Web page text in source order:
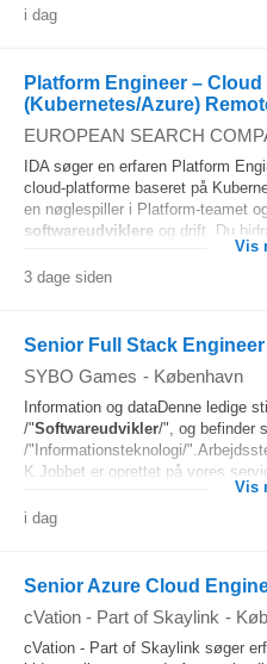
i dag
Platform Engineer –
(Kubernetes/Azure)
EUROPEAN SEARCH
IDA søger en erfaren Platform
cloud-platforme baseret på
en nøglespiller i Platform-teamet
softwareudviklere og drift. Du
Vis
3 dage siden
Senior Full Stack Engineer
SYBO Games - København
Information og dataDenne ledige
/"Softwareudvikler/", og befinder
/"Informationsteknologi/
K.Jobbet er oprettet på vores
Vis
i dag
Senior Azure Cloud
cVation - Part of Skaylink -
cVation - Part of Skaylink søger